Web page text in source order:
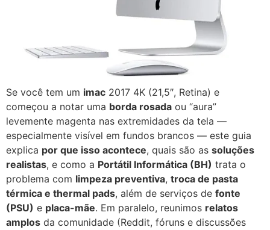
Se você tem um imac 2017 4K (21,5″, Retina) e
começou a notar uma borda rosada ou “aura”
levemente magenta nas extremidades da tela —
especialmente visível em fundos brancos — este guia
explica por que isso acontece, quais são as soluções
realistas, e como a Portátil Informática (BH) trata o
problema com limpeza preventiva, troca de pasta
térmica e thermal pads, além de serviços de fonte
(PSU) e placa-mãe. Em paralelo, reunimos relatos
amplos da comunidade (Reddit, fóruns e discussões